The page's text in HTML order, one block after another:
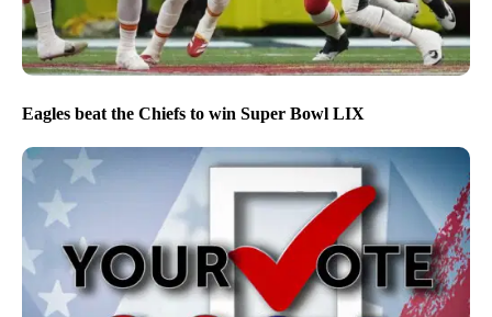
Eagles beat the Chiefs to win Super Bowl LIX